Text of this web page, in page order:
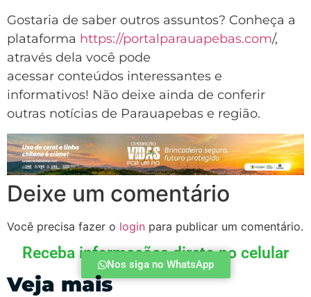
Gostaria de saber outros assuntos? Conheça a
plataforma https://portalparauapebas.com/,
através dela você pode
acessar conteúdos interessantes e
informativos! Não deixe ainda de conferir
outras notícias de Parauapebas e região.
Deixe um comentário
Você precisa fazer o login para publicar um comentário.
Receba informações direto no celular
Nos siga no WhatsApp
Veja mais